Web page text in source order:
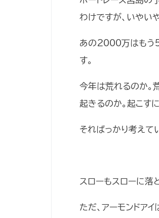
わけですが、いやい
あの2000万はもう5
す。
今年は荒れるのか。
起きるのか。起こす
そればっかり考えて
スローもスローに落
ただ、アーモンドア